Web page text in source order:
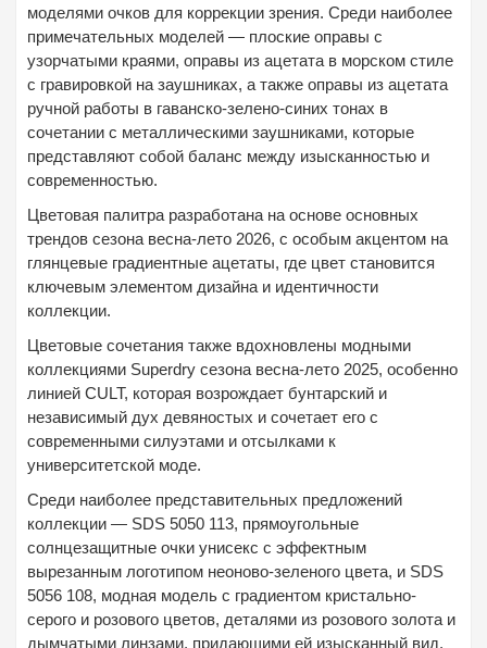
моделями очков для коррекции зрения. Среди наиболее
примечательных моделей — плоские оправы с
узорчатыми краями, оправы из ацетата в морском стиле
с гравировкой на заушниках, а также оправы из ацетата
ручной работы в гаванско-зелено-синих тонах в
сочетании с металлическими заушниками, которые
представляют собой баланс между изысканностью и
современностью.
Цветовая палитра разработана на основе основных
трендов сезона весна-лето 2026, с особым акцентом на
глянцевые градиентные ацетаты, где цвет становится
ключевым элементом дизайна и идентичности
коллекции.
Цветовые сочетания также вдохновлены модными
коллекциями Superdry сезона весна-лето 2025, особенно
линией CULT, которая возрождает бунтарский и
независимый дух девяностых и сочетает его с
современными силуэтами и отсылками к
университетской моде.
Среди наиболее представительных предложений
коллекции — SDS 5050 113, прямоугольные
солнцезащитные очки унисекс с эффектным
вырезанным логотипом неоново-зеленого цвета, и SDS
5056 108, модная модель с градиентом кристально-
серого и розового цветов, деталями из розового золота и
дымчатыми линзами, придающими ей изысканный вид.